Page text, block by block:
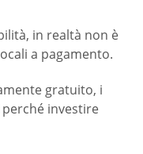
in realtà non è
a pagamento.
gratuito, i
investire